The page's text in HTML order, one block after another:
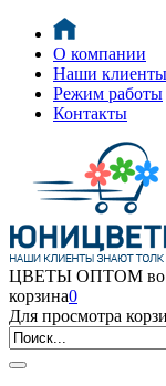
О компании
Наши клиенты
Режим работы
Контакты
ЦВЕТЫ ОПТОМ во
корзина0
Для просмотра